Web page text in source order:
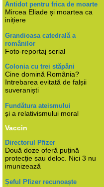
Antidot pentru frica de moarte
Mircea Eliade și moartea ca
inițiere
Grandioasa catedrală a
românilor
Foto-reportaj serial
Colonia cu trei stăpâni
Cine domină România?
întrebarea evitată de falșii
suveraniști
Fundătura ateismului
și a relativismului moral
Vaccin
Directorul Pfizer
Două doze oferă puțină
protecție sau deloc. Nici 3 nu
imunizează
Șeful Pfizer recunoaște